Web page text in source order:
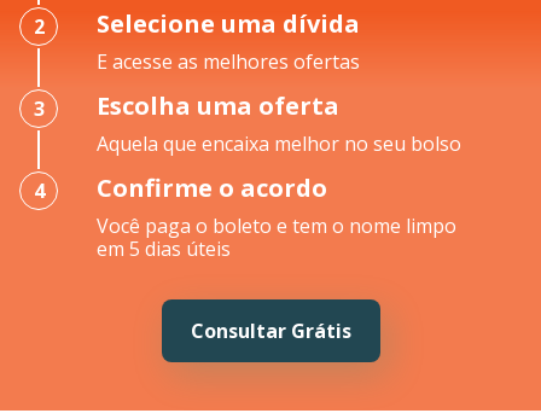
2
Selecione uma dívida
E acesse as melhores ofertas
3
Escolha uma oferta
Aquela que encaixa melhor no seu bolso
4
Confirme o acordo
Você paga o boleto e tem o nome limpo
em 5 dias úteis
Consultar Grátis